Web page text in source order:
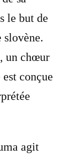
le but de
slovène.
un chœur
conçue
agit